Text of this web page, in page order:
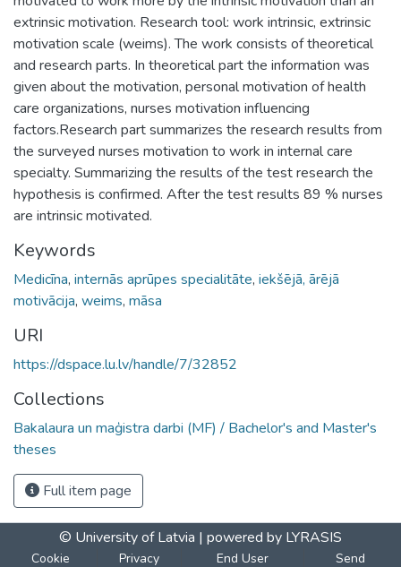
extrinsic motivation. Research tool: work intrinsic, extrinsic
motivation scale (weims). The work consists of theoretical
and research parts. In theoretical part the information was
given about the motivation, personal motivation of health
care organizations, nurses motivation influencing
factors.Research part summarizes the research results from
the surveyed nurses motivation to work in internal care
specialty. Summarizing the results of the test research the
hypothesis is confirmed. After the test results 89 % nurses
are intrinsic motivated.
Keywords
Medicīna, internās aprūpes specialitāte, iekšējā, ārējā
motivācija, weims, māsa
URI
https://dspace.lu.lv/handle/7/32852
Collections
Bakalaura un maģistra darbi (MF) / Bachelor's and Master's
theses
Full item page
© University of Latvia | powered by LYRASIS
Cookie Privacy End User Send